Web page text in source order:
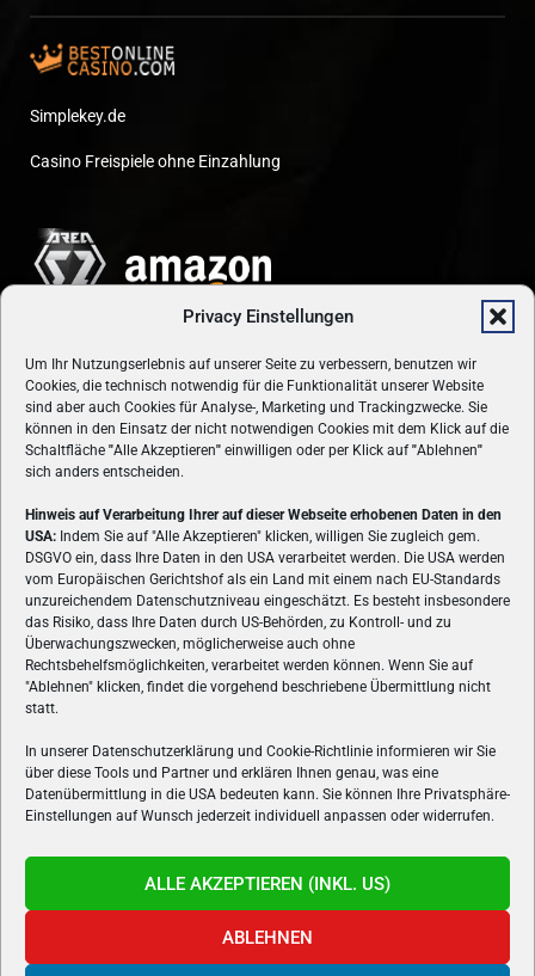
Privacy Einstellungen
Um Ihr Nutzungserlebnis auf unserer Seite zu verbessern, benutzen wir
Cookies, die technisch notwendig für die Funktionalität unserer Website
sind aber auch Cookies für Analyse-, Marketing und Trackingzwecke. Sie
können in den Einsatz der nicht notwendigen Cookies mit dem Klick auf die
Schaltfläche "Alle Akzeptieren" einwilligen oder per Klick auf"Ablehnen"
sich anders entscheiden.
Hinweis auf Verarbeitung Ihrer auf dieser Webseite erhobenen Daten in den
USA: Indem Sie auf "Alle Akzeptieren" klicken, willigen Sie zugleich gem.
DSGVO ein, dass Ihre Daten in den USA verarbeitet werden. Die USA werden
vom Europäischen Gerichtshof als ein Land mit einem nach EU-Standards
unzureichendem Datenschutzniveau eingeschätzt. Es besteht insbesondere
das Risiko, dass Ihre Daten durch US-Behörden, zu Kontroll- und zu
Überwachungszwecken, möglicherweise auch ohne
Rechtsbehelfsmöglichkeiten, verarbeitet werden können. Wenn Sie auf
"Ablehnen" klicken, findet die vorgehend beschriebene Übermittlung nicht
statt.
In unserer Datenschutzerklärung und Cookie-Richtlinie informieren wir Sie
über diese Tools und Partner und erklären Ihnen genau, was eine
Datenübermittlung in die USA bedeuten kann. Sie können Ihre Privatsphäre-
Einstellungen auf Wunsch jederzeit individuell anpassen oder widerrufen.
ALLE AKZEPTIEREN (INKL. US)
ABLEHNEN
Simplekey.de
Casino Freispiele ohne Einzahlung
ÜBER UNS
VON GAMERN, FÜR GAMER! Gamers.at ist das älteste Online-
Spielemagazin Österreichs und bringt täglich aktuelle News,
Reviews und Videos zu PC- und Konsolenspielen, Gaming-
Hardware und aus der Welt des e-Sport's.
FOLGE UNS